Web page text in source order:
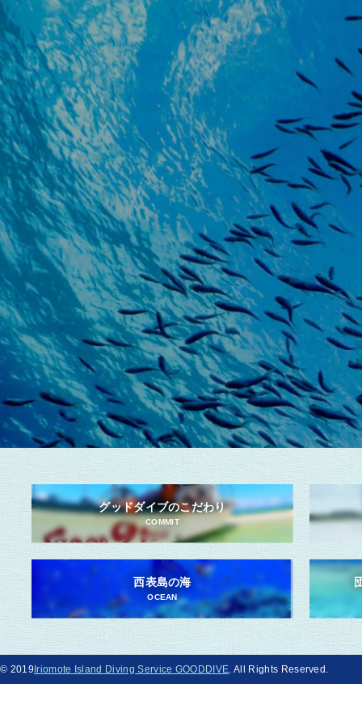
グッドダイブのこだわり
COMMIT
西表島の海
OCEAN
© 2019Iriomote Island Diving Service GOODDIVE . All Rights Reserved.